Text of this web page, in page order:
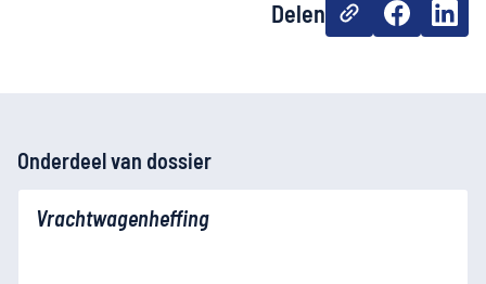
Delen
Onderdeel van dossier
Vrachtwagenheffing